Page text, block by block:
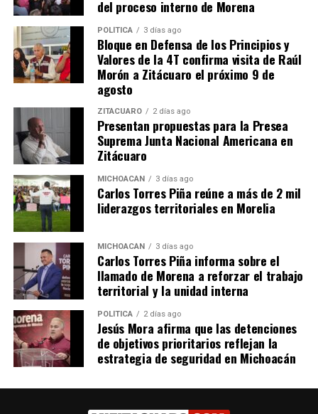
Fiscalía General orden de
aprehensión contra
presunto responsable de
homicidio
8 octubre, 2021
En "Seguridad"
General orden de
aprehensión contra
presunto responsable de
homicidio
13 noviembre, 2023
En "Seguridad"
La FGE de Michoacán
ejecuta orden de
aprehensión contra Ismael
“N” por homicidio en 2014
26 septiembre, 2024
En "Seguridad"
RELATED TOPICS:
UP NEXT
La Secretaría de Turismo de Michoacán conmemora el
16 aniversario de Santa Clara del Cobre como Pueblo
Mágico
DON'T MISS
del proceso interno de Morena
POLÍTICA 3 días ago
Bloque en Defensa de los Principios y
Valores de la 4T confirma visita de Raúl
Morón a Zitácuaro el próximo 9 de
agosto
ZITÁCUARO 2 días ago
Presentan propuestas para la Presea
Suprema Junta Nacional Americana en
Zitácuaro
MICHOACÁN 3 días ago
Carlos Torres Piña reúne a más de 2 mil
liderazgos territoriales en Morelia
MICHOACÁN 3 días ago
Carlos Torres Piña informa sobre el
llamado de Morena a reforzar el trabajo
territorial y la unidad interna
POLÍTICA 2 días ago
Jesús Mora afirma que las detenciones
de objetivos prioritarios reflejan la
estrategia de seguridad en Michoacán